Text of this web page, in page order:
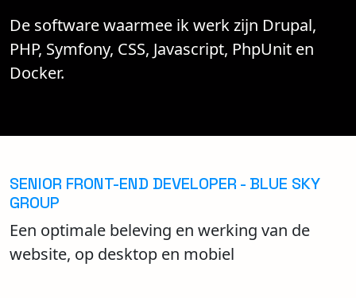
De software waarmee ik werk zijn Drupal,
PHP, Symfony, CSS, Javascript, PhpUnit en
Docker.
SENIOR FRONT-END DEVELOPER - BLUE SKY
GROUP
Een optimale beleving en werking van de
website, op desktop en mobiel